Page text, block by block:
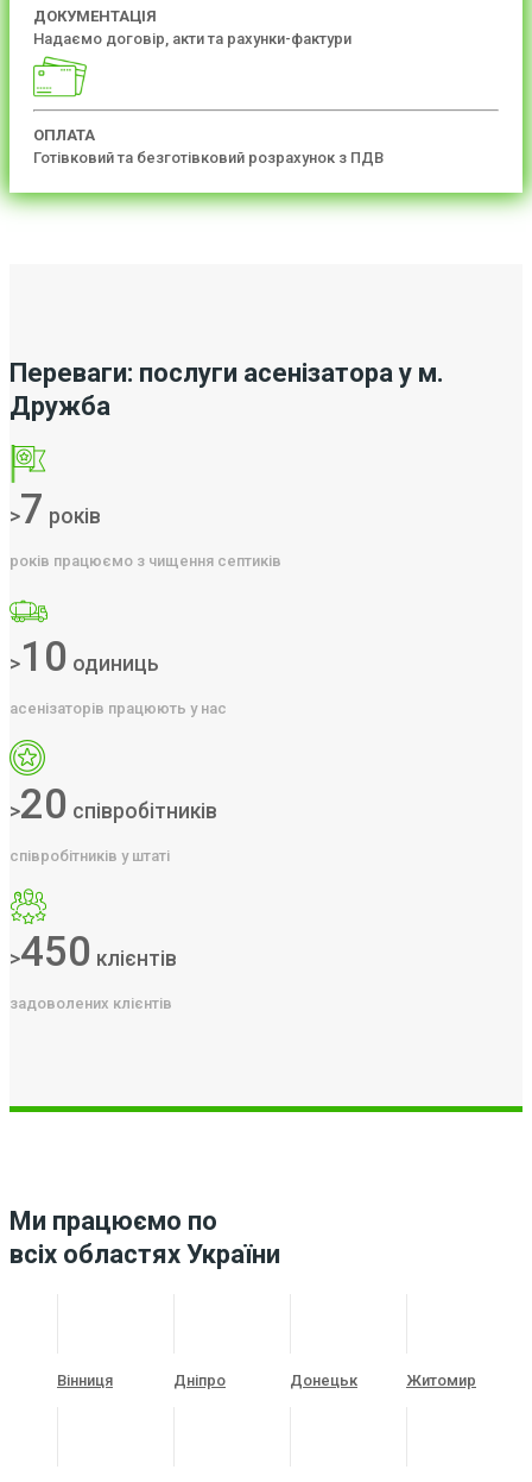
ДОКУМЕНТАЦІЯ
Надаємо договір, акти та рахунки-фактури
ОПЛАТА
Готівковий та безготівковий розрахунок з ПДВ
Переваги: послуги асенізатора у м.
Дружба
>7 років
років працюємо з чищення септиків
>10 одиниць
асенізаторів працюють у нас
>20 співробітників
співробітників у штаті
>450 клієнтів
задоволених клієнтів
Ми працюємо по
всіх областях України
Вінниця Дніпро Донецьк Житомир